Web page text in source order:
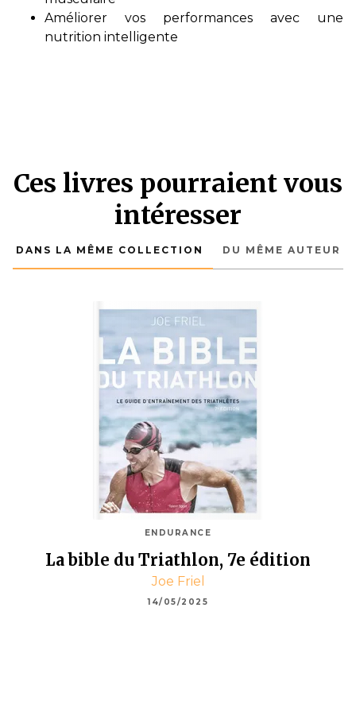
Améliorer vos performances avec une
nutrition intelligente
Ces livres pourraient vous
intéresser
DANS LA MÊME COLLECTION DU MÊME AUTEUR
ENDURANCE
La bible du Triathlon, 7e édition
Joe Friel
14/05/2025